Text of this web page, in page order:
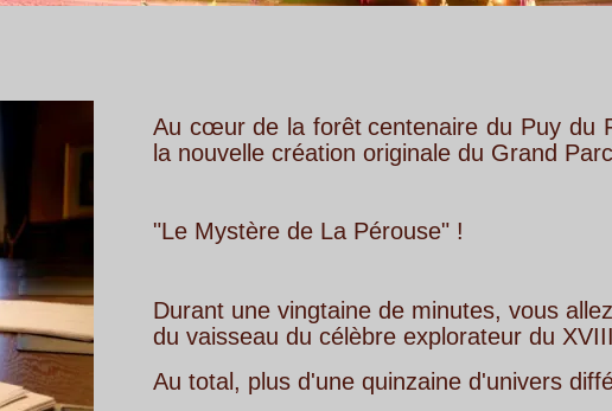
forêt centenaire du Puy du Fou, une salle
la nouvelle création originale du Grand Parc :
"Le Mystère de La Pérouse" !
Durant une vingtaine de minutes, vous allez prendre part
du vaisseau du célèbre explorateur du XVIIIe siècle.
Au total, plus d'une quinzaine d'univers différents vous